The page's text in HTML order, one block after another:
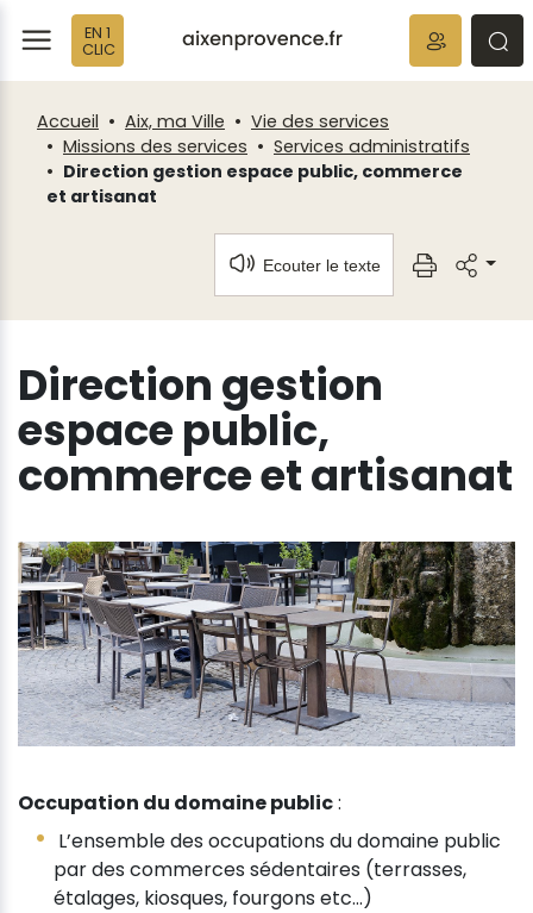
EN 1
CLIC
Accueil Aix, ma Ville
Vie des services
Missions des services
Services administratifs
Direction gestion espace public, commerce
et artisanat
Ecouter le texte
Direction gestion
espace public,
commerce et artisanat
Occupation du domaine public:
L’ensemble des occupations du domaine public
par des commerces sédentaires (terrasses,
étalages, kiosques, fourgons etc…)
Fenêtre
de
chat
Panneau de gestion des cookies